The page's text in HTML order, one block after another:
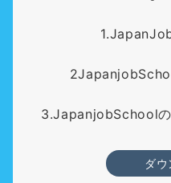
3.JapanjobSchoolの
ダウ